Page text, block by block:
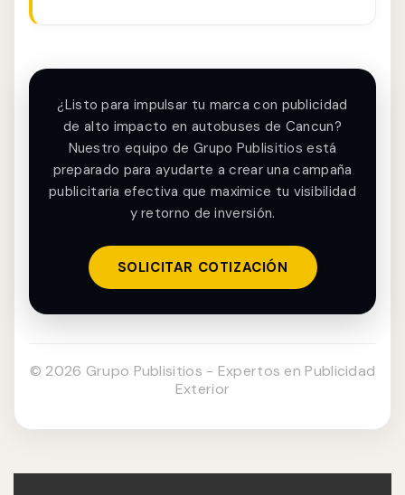
¿Listo para impulsar tu marca con publicidad
de alto impacto en autobuses de Cancun?
Nuestro equipo de Grupo Publisitios está
preparado para ayudarte a crear una campaña
publicitaria efectiva que maximice tu visibilidad
y retorno de inversión.
SOLICITAR COTIZACIÓN
© 2026 Grupo Publisitios - Expertos en Publicidad
Exterior